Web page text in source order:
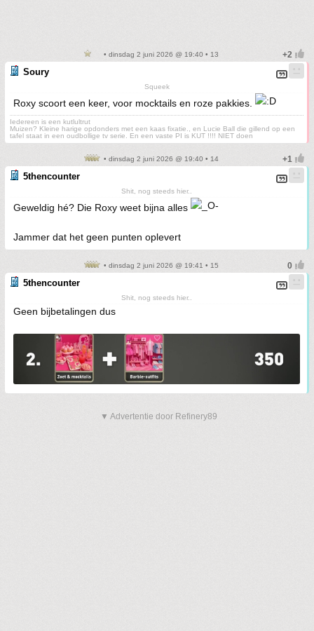
• dinsdag 2 juni 2026 @ 19:40 • 13
Soury
Squeek
Roxy scoort een keer, voor mocktails en roze pakkies.
Iedereen is een kutlultrut
Muizen? Kleine harige opdonders met een kaas fixatie., en Lucie Ball die gillend op een
tafel staat in een oudbollige tv serie. En een vaste PI is KUT !!!! NIET doen
• dinsdag 2 juni 2026 @ 19:40 • 14
5thencounter
Shit, nog steeds hier..
Geweldig hé? Die Roxy weet bijna alles
Jammer dat het geen punten oplevert
• dinsdag 2 juni 2026 @ 19:41 • 15
5thencounter
Shit, nog steeds hier..
Geen bijbetalingen dus
▼ Advertentie door Refinery89